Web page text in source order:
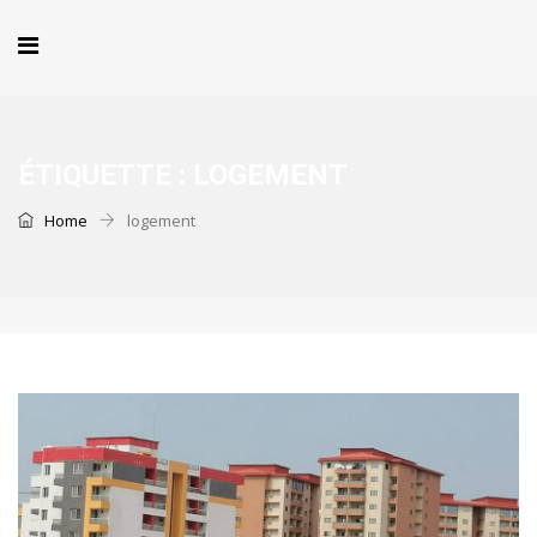
Home logement